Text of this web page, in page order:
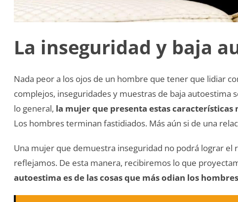
La inseguridad y baja
Nada peor a los ojos de un hombre que tener que lidiar
complejos, inseguridades y muestras de baja autoestima
lo general, la mujer que presenta estas
Los hombres terminan fastidiados. Más aún si de una
Una mujer que demuestra inseguridad no podrá lograr el
reflejamos. De esta manera, recibiremos lo que
autoestima es de las cosas que más odian los